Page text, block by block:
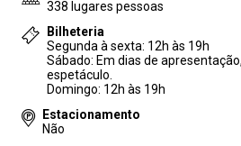
338 lugares pessoas
Bilheteria
Segunda à sexta: 12h às 19h
Sábado: Em dias de
espetáculo.
Domingo: 12h às 19h
Estacionamento
Não